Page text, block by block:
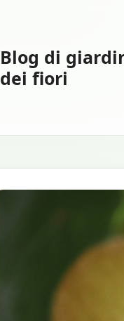
Blog di
dei fiori